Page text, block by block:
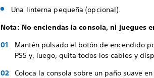
Una linterna pequeña (opcional).
Nota: No enciendas la consola, ni juegues
Mantén pulsado el botón de encendido
PS5 y, luego, quita todos los cables y
Coloca la consola sobre un paño suave